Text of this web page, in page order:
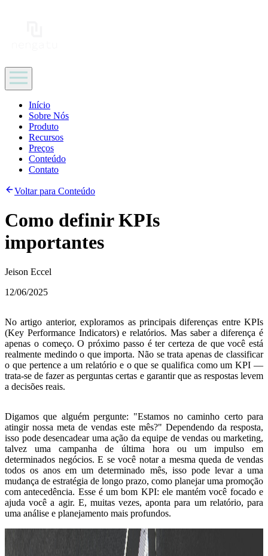
Início
Sobre Nós
Produto
Recursos
Preços
Conteúdo
Contato
Voltar para Conteúdo
Como definir KPIs
importantes
Jeison Eccel
12/06/2025
No artigo anterior, exploramos as principais diferenças entre KPIs
(Key Performance Indicators) e relatórios. Mas saber a diferença é
apenas o começo. O próximo passo éter certeza de que você está
realmente medindo o que importa. Não se trata apenas de classificar
o que pertence a um relatório e o que se qualifica como um KPI —
trata-se de fazer as perguntas certas e garantir que as respostas levem
a decisões reais.
Digamos que alguém pergunte: "Estamos no caminho certo para
atingir nossa meta de vendas este mês?" Dependendo da resposta,
isso pode desencadear uma ação da equipe de vendas ou marketing,
talvez uma campanha de última hora ou um impulso em
determinados negócios. E se você notar a mesma queda de vendas
todos os anos em um determinado mês, isso pode levar a uma
mudança de estratégia de longo prazo, como planejar uma promoção
com antecedência. Esse é um bom KPI: ele mantém você focado e
ajuda você a agir. E, muitas vezes, aponta para um relatório, para
uma análise e planejamento mais profundos.